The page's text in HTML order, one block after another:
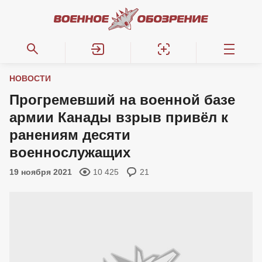
НОВОСТИ
Прогремевший на военной базе
армии Канады взрыв привёл к
ранениям десяти
военнослужащих
19 ноября 2021 10 425 21